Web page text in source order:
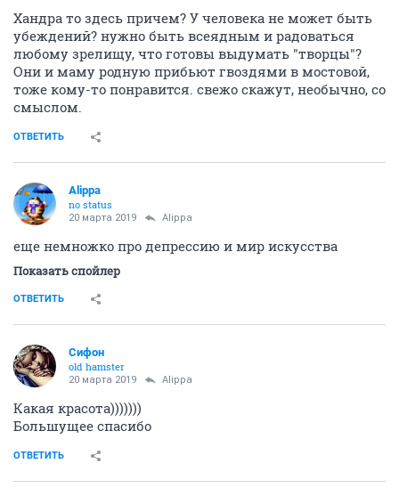
Хандра то здесь причем? У человека не может быть
убеждений? нужно быть всеядным и радоваться
любому зрелищу, что готовы выдумать "творцы"?
Они и маму родную прибьют гвоздями в мостовой,
тоже кому-то понравится. свежо скажут, необычно, со
смыслом.
ОТВЕТИТЬ
Alippa
no status
20 марта 2019 Alippa
еще немножко про депрессию и мир искусства
Показать спойлер
ОТВЕТИТЬ
Сифон
old hamster
20 марта 2019 Alippa
Какая красота)))))))
Большущее спасибо
ОТВЕТИТЬ